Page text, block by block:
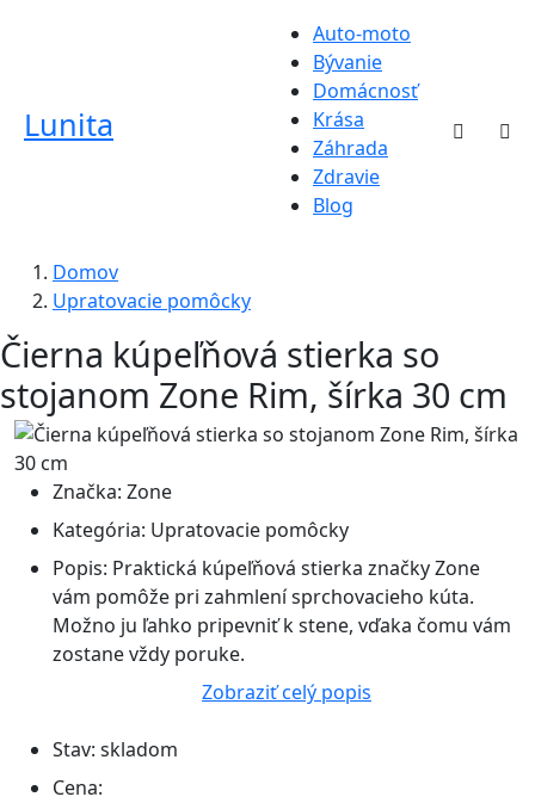
Lunita
Auto-moto
Bývanie
Domácnosť
Krása
Záhrada
Zdravie
Blog
Domov
Upratovacie pomôcky
Čierna kúpeľňová stierka so
stojanom Zone Rim, šírka 30 cm
Značka: Zone
Kategória: Upratovacie pomôcky
Popis: Praktická kúpeľňová stierka značky Zone
vám pomôže pri zahmlení sprchovacieho kúta.
Možno ju ľahko pripevniť k stene, vďaka čomu vám
zostane vždy poruke.
Zobraziť celý popis
Stav: skladom
Cena: